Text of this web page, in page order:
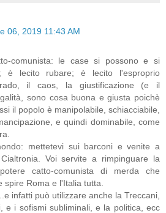
06, 2019 11:43 AM
comunista: le case si possono e si
è lecito rubare; è lecito l'esproprio
il caos, la giustificazione (e il
sono cosa buona e giusta poichè
il popolo è manipolabile, schiacciabile,
e quindi dominabile, come
mettetevi sui barconi e venite a
Voi servite a rimpinguare la
catto-comunista di merda che
spire Roma e l'Italia tutta.
infatti può utilizzare anche la Treccani,
e i sofismi subliminali, e la politica, ecc